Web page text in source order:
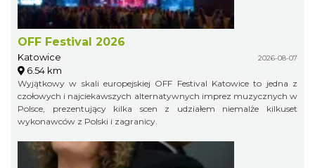
OFF Festival 2026
Katowice 2026-08-07
6.54 km
Wyjątkowy w skali europejskiej OFF Festival Katowice to jedna z
czołowych i najciekawszych alternatywnych imprez muzycznych w
Polsce, prezentujący kilka scen z udziałem niemalże kilkuset
wykonawców z Polski i zagranicy.